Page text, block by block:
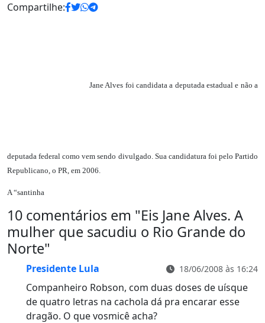
Compartilhe:
Jane Alves foi candidata a deputada estadual e não a
deputada federal como vem sendo divulgado. Sua candidatura foi pelo Partido
Republicano, o PR, em 2006.
A “santinha
10 comentários em "Eis Jane Alves. A
mulher que sacudiu o Rio Grande do
Norte"
Presidente Lula 18/06/2008 às 16:24
Companheiro Robson, com duas doses de uísque
de quatro letras na cachola dá pra encarar esse
dragão. O que vosmicê acha?